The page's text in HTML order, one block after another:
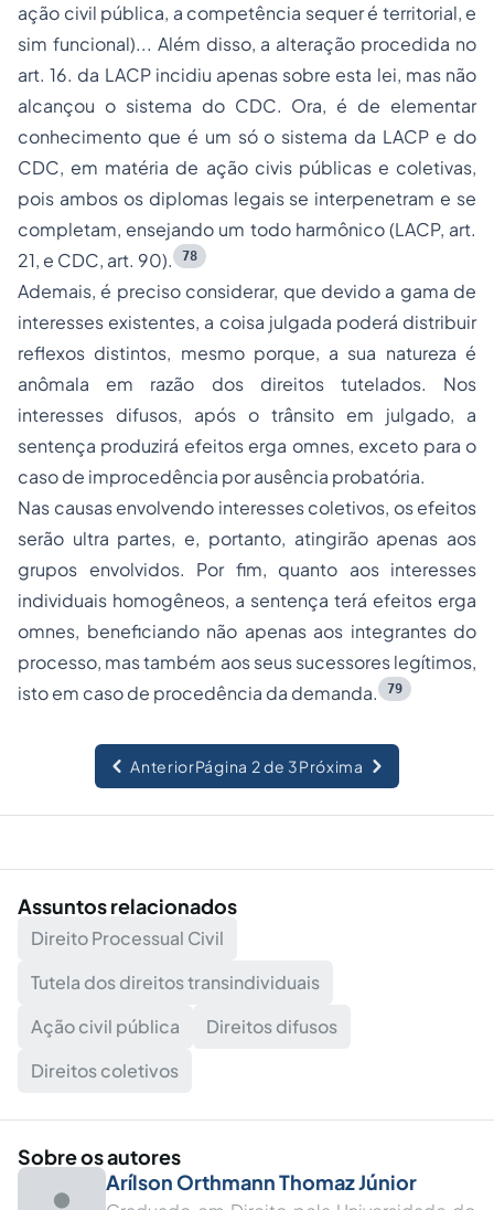
ação civil pública, a competência sequer é territorial, e
sim funcional)... Além disso, a alteração procedida no
art. 16. da LACP incidiu apenas sobre esta lei, mas não
alcançou o sistema do CDC. Ora, é de elementar
conhecimento que é um só o sistema da LACP e do
CDC, em matéria de ação civis públicas e coletivas,
pois ambos os diplomas legais se interpenetram e se
completam, ensejando um todo harmônico (LACP, art.
21, e CDC, art. 90).
78
Ademais, é preciso considerar, que devido a gama de
interesses existentes, a coisa julgada poderá distribuir
reflexos distintos, mesmo porque, a sua natureza é
anômala em razão dos direitos tutelados. Nos
interesses difusos, após o trânsito em julgado, a
sentença produzirá efeitos erga omnes, exceto para o
caso de improcedência por ausência probatória.
Nas causas envolvendo interesses coletivos, os efeitos
serão ultra partes, e, portanto, atingirão apenas aos
grupos envolvidos. Por fim, quanto aos interesses
individuais homogêneos, a sentença terá efeitos erga
omnes, beneficiando não apenas aos integrantes do
processo, mas também aos seus sucessores legítimos,
isto em caso de procedência da demanda.
79
AnteriorPágina 2 de 3Próxima
Assuntos relacionados
Direito Processual Civil
Tutela dos direitos transindividuais
Ação civil pública
Direitos difusos
Direitos coletivos
Sobre os autores
Arílson Orthmann Thomaz Júnior